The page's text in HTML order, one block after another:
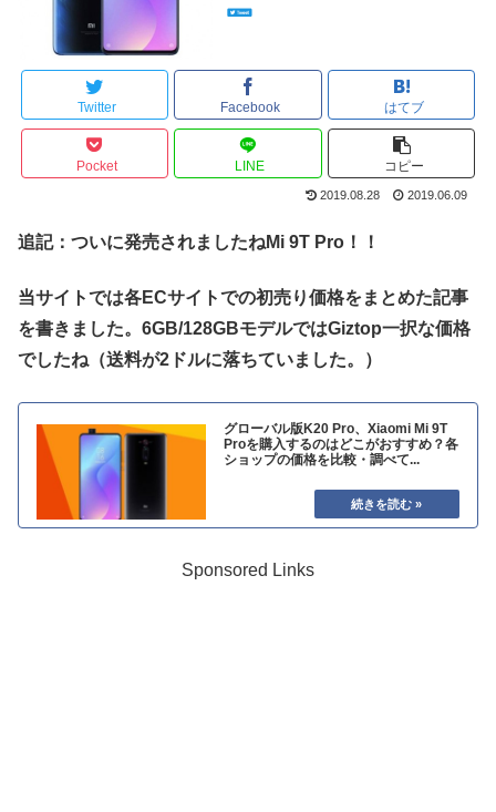
Twitter Facebook はてブ
Pocket LINE コピー
2019.08.28 2019.06.09
追記：ついに発売されましたねMi 9T Pro！！
当サイトでは各ECサイトでの初売り価格をまとめた記事
を書きました。6GB/128GBモデルではGiztop一択な価格
でしたね（送料が2ドルに落ちていました。）
グローバル版K20 Pro、Xiaomi Mi 9T
Proを購入するのはどこがおすすめ？各
ショップの価格を比較・調べて...
Sponsored Links